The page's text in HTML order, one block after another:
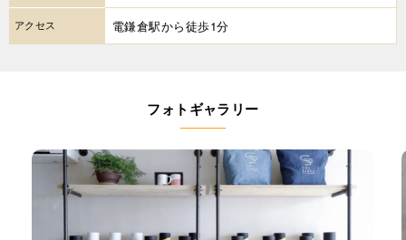
アクセス 電鎌倉駅から徒歩1分
フォトギャラリー